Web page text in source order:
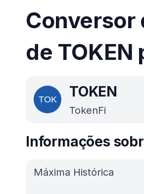
Conversor
de TOKEN
TOKEN
TokenFi
Informações
Máxima Histórica